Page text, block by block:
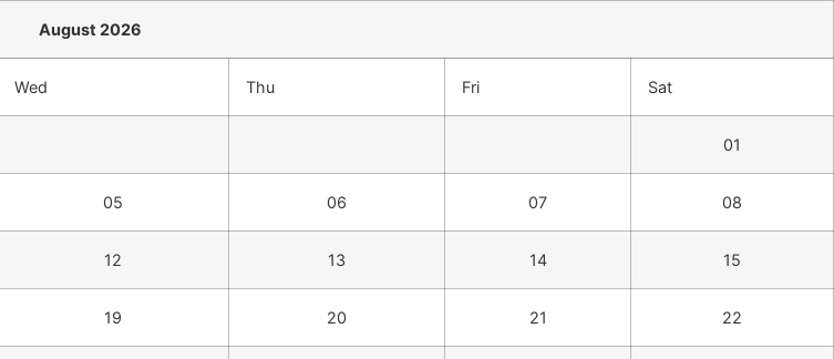
August 2026
Wed Thu Fri Sat
01
05 06 07 08
12 13 14 15
19 20 21 22